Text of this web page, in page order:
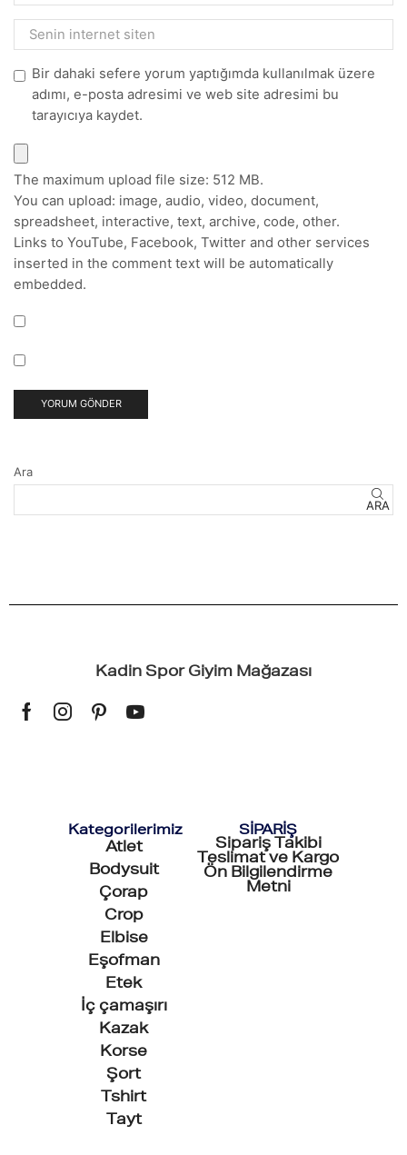
Bir dahaki sefere yorum yaptığımda kullanılmak üzere
adımı, e-posta adresimi ve web site adresimi bu
tarayıcıya kaydet.
The maximum upload file size: 512 MB.
You can upload: image, audio, video, document,
spreadsheet, interactive, text, archive, code, other.
Links to YouTube, Facebook, Twitter and other services
inserted in the comment text will be automatically
embedded.
Ara
ARA
Kadin Spor Giyim Mağazası
Kategorilerimiz
Atlet
Bodysuit
Çorap
Crop
Elbise
Eşofman
Etek
İç çamaşırı
Kazak
Korse
Şort
Tshirt
Tayt
SİPARİŞ
Sipariş Takibi
Teslimat ve Kargo
Ön Bilgilendirme
Metni